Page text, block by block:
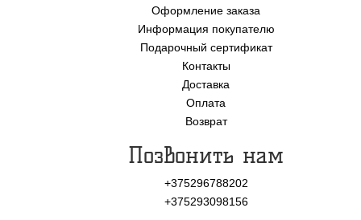
Оформление заказа
Информация покупателю
Подарочный сертификат
Контакты
Доставка
Оплата
Возврат
Позвонить нам
+375296788202
+375293098156